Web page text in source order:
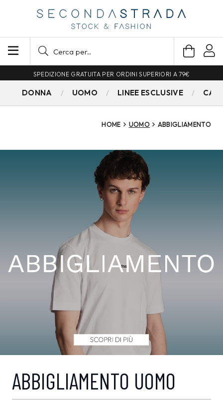
SPEDIZIONE GRATUITA PER ORDINI SUPERIORI A 79€
DONNA UOMO LINEE ESCLUSIVE
HOME UOMO ABBIGLIAMENTO
ABBIGLIAMENTO UOMO